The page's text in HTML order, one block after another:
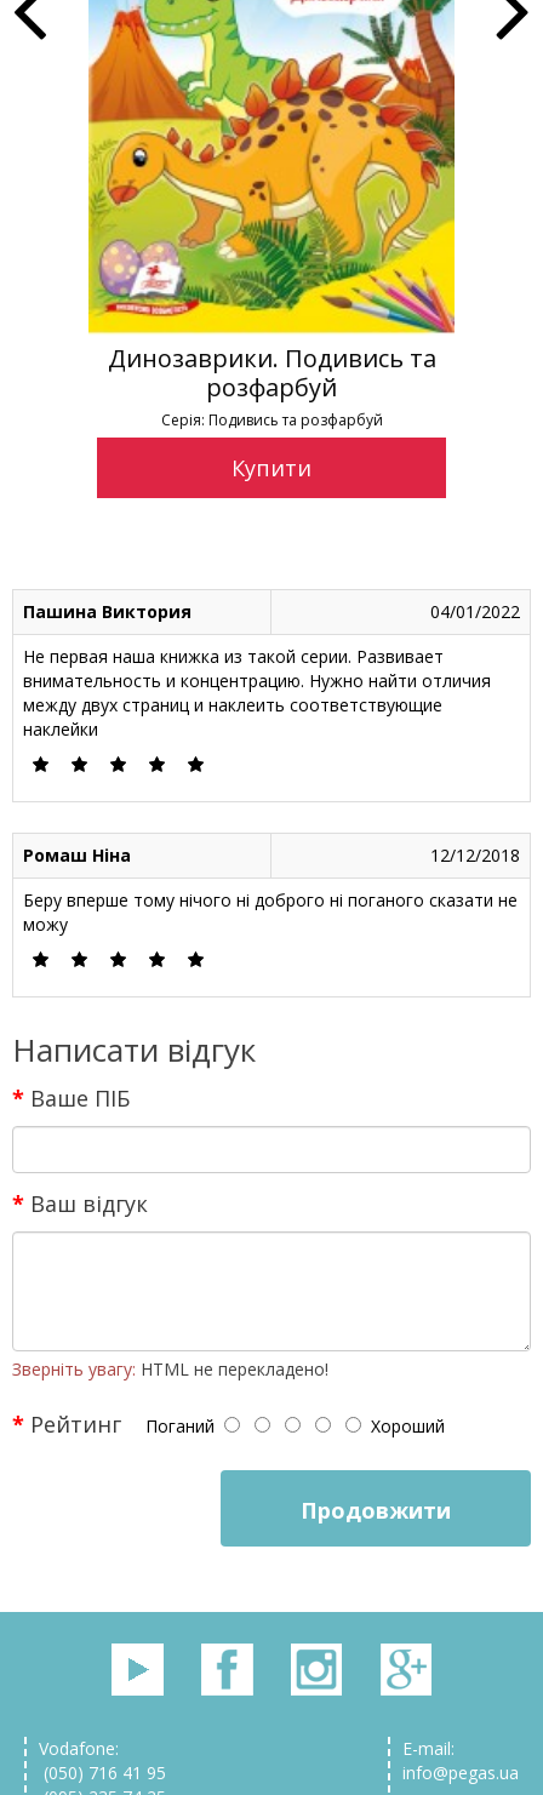
Динозаврики. Подивись та
розфарбуй
Серія: Подивись та розфарбуй
Купити
Пашина Виктория
04/01/2022
Не первая наша книжка из такой серии. Развивает
внимательность и концентрацию. Нужно найти отличия
между двух страниц и наклеить соответствующие
наклейки
Ромаш Ніна
12/12/2018
Беру вперше тому нічого ні доброго ні поганого сказати не
можу
Написати відгук
Ваше ПІБ
Ваш відгук
Зверніть увагу: HTML не перекладено!
Рейтинг Поганий Хороший
Продовжити
Vodafone:
(050) 716 41 95
E-mail:
info@pegas.ua